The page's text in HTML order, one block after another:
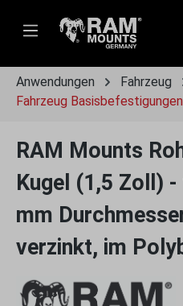
Zum Hauptinhalt springen
Anwendungen
Fahrzeug
Fahrzeug Basisbefestigungen
RAM Mounts
Kugel (1,5 Zoll)
mm
verzinkt, im